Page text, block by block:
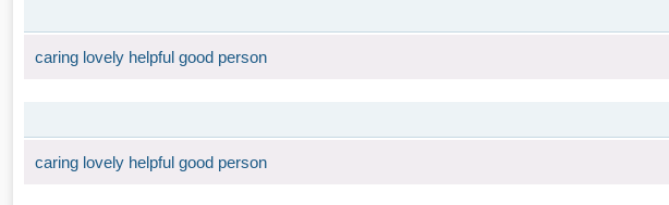
caring lovely helpful good person
caring lovely helpful good person